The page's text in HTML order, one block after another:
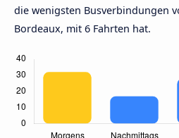
die wenigsten Busverbindungen
Bordeaux, mit 6 Fahrten hat.